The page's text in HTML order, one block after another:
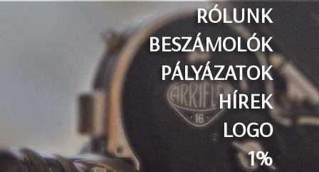
RÓLUNK
BESZÁMOLÓK
PÁLYÁZATOK
HÍREK
LOGO
1%